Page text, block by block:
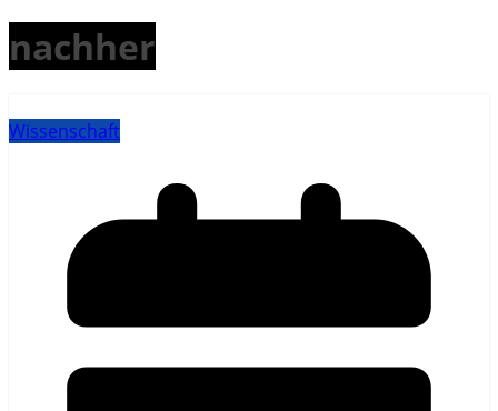
nachher
Wissenschaft